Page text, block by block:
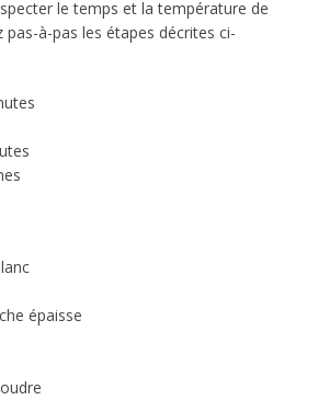
le temps et la température de
pas-à-pas les étapes décrites ci-
épaisse